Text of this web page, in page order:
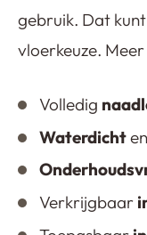
gebruik. Dat
vloerkeuze.
Volledig
Waterdichten
Verkrijgbaar